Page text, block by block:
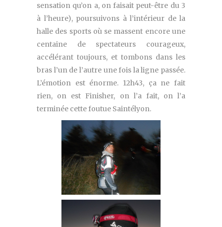
sensation qu’on a, on faisait peut-être du 3
à l’heure), poursuivons à l’intérieur de la
halle des sports où se massent encore une
centaine de spectateurs courageux,
accélérant toujours, et tombons dans les
bras l’un de l’autre une fois la ligne passée.
L’émotion est énorme. 12h43, ça ne fait
rien, on est Finisher, on l’a fait, on l’a
terminée cette foutue Saintélyon.